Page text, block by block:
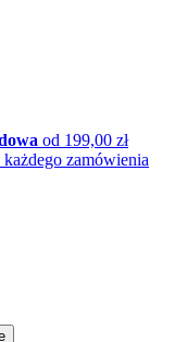
od 199,00 zł
każdego zamówienia